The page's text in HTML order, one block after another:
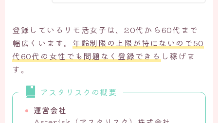
登録しているリモ活女子は、20代から60代まで
幅広くいます。 年齢制限の上限が特にないので50
代60代の女性でも問題なく登録できる し稼げま
す。
アスタリスクの概要
運営会社